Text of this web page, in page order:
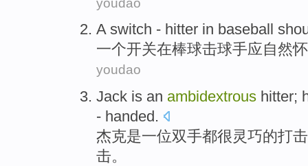
A switch - hitter in baseball
一个开关在棒球击球手应自然
youdao
Jack is an ambidextrous hitter;
- handed.
杰克是一位双手都很灵巧的打击
击。